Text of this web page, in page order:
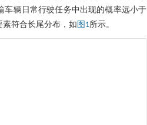
车辆日常行驶任务中出现的概率远小于
符合长尾分布，如 图1所示。